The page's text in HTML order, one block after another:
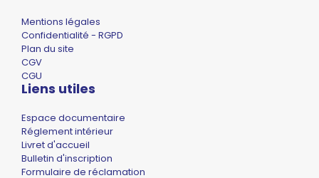
Mentions légales
Confidentialité - RGPD
Plan du site
CGV
CGU
Liens utiles
Espace documentaire
Réglement intérieur
Livret d'accueil
Bulletin d'inscription
Formulaire de réclamation